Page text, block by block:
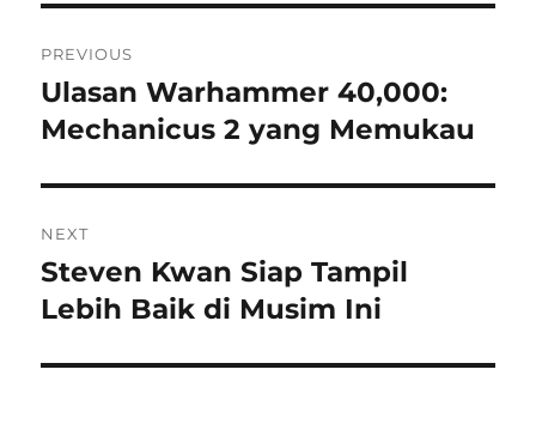
navigation
PREVIOUS
Previous
post:
Ulasan Warhammer 40,000:
Mechanicus 2 yang Memukau
NEXT
Next
post:
Steven Kwan Siap Tampil
Lebih Baik di Musim Ini